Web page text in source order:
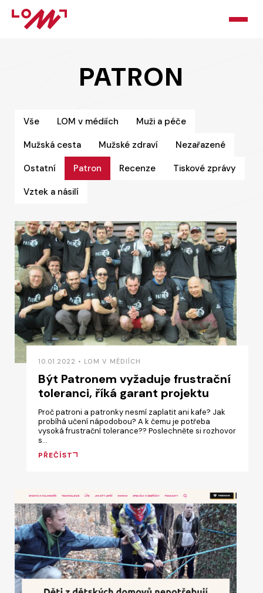
KURZY
PORADNA
PODPOŘTE NÁS
KONTAKT
PATRON
Vše LOM v médiích
Muži a péče
Mužská cesta
Mužské zdraví
Nezařazené
Ostatní
Patron Recenze
Tiskové zprávy
Vztek a násilí
10.01.2022 • LOM V MÉDIÍCH
Být Patronem vyžaduje frustrační
toleranci, říká garant projektu
Proč patroni a patronky nesmí zaplatit ani kafe? Jak
probíhá učení nápodobou? A k čemu je potřeba
vysoká frustrační tolerance?? Poslechněte si rozhovor
s…
PŘEČÍST